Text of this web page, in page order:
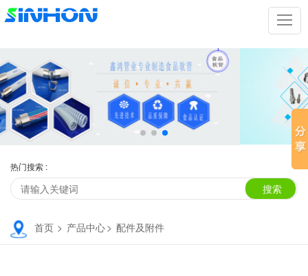
热门搜索 :
首页 > 产品中心> 配件及附件